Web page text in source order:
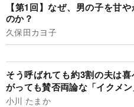
【第1回】なぜ、男の子を甘
のか？
久保田カヨ子
そう呼ばれても約3割の夫は
がっても賛否両論な「イクメ
小川 たまか